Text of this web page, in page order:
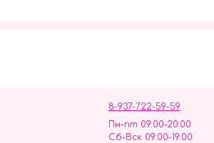
8-937-722-59-59
Пн-пт 09:00-20:00
Сб-Вск 09:00-19:00